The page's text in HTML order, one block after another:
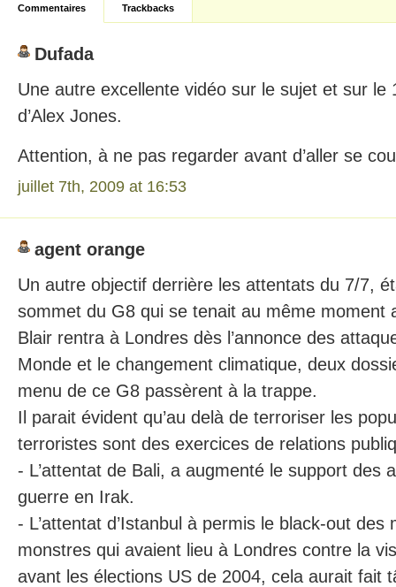
Commentaires Trackbacks
Dufada
Une autre excellente vidéo sur le sujet et sur le
d’Alex Jones.
Attention, à ne pas regarder avant d’aller se
juillet 7th, 2009 at 16:53
agent orange
Un autre objectif derrière les attentats du 7/7,
sommet du G8 qui se tenait au même moment
Blair rentra à Londres dès l’annonce des
Monde et le changement climatique, deux
menu de ce G8 passèrent à la trappe.
Il parait évident qu’au delà de terroriser les
terroristes sont des exercices de relations
- L’attentat de Bali, a augmenté le support des
guerre en Irak.
- L’attentat d’Istanbul à permis le black-out des
monstres qui avaient lieu à Londres contre la
avant les élections US de 2004, cela aurait fait